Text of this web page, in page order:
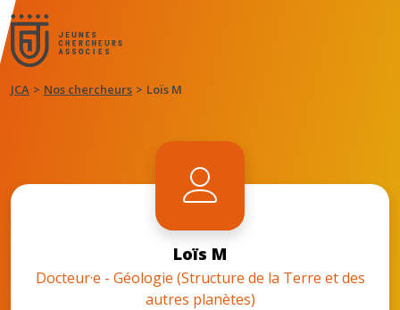
JCA Nos chercheurs Loïs M
Loïs M
Docteur·e - Géologie (Structure de la Terre et des
autres planètes)